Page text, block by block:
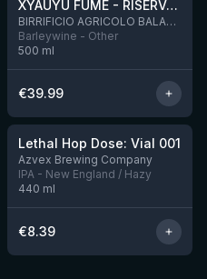
XYAUYÙ FUMÈ - RISERVA 2019
BIRRIFICIO AGRICOLO BALADIN - Baladin Indipendente Italian Farm Brewery
Barleywine - Other
500 ml
€39.99
Nog 11
★4.29
Lethal Hop Dose: Vial 001
Azvex Brewing Company
IPA - New England / Hazy
440 ml
€8.39